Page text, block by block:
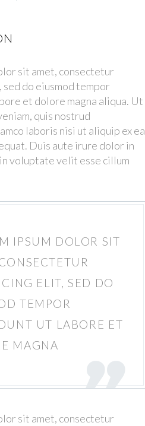
sit amet, consectetur
do eiusmod tempor
et dolore magna aliqua. Ut
quis nostrud
laboris nisi ut aliquip ex ea
Duis aute irure dolor in
voluptate velit esse cillum
IPSUM DOLOR SIT
ELIT, SED DO
TEMPOR
UT LABORE ET
MAGNA
sit amet, consectetur